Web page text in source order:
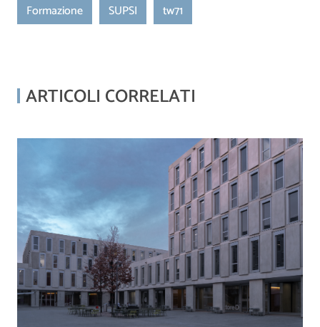
Formazione SUPSI tw71
ARTICOLI CORRELATI